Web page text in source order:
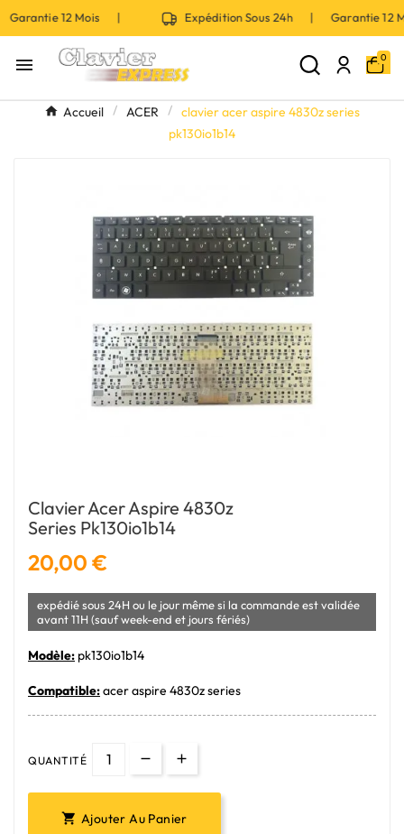
12 Mois | Expédition Sous 24h | Garantie
 0
Accueil ACER
clavier acer aspire 4830z series
pk130io1b14
Clavier Acer Aspire 4830z
Series Pk130io1b14
20,00 €
expédié sous 24H ou le jour même si la commande est validée
avant 11H (sauf week-end et jours fériés)
Modèle: pk130io1b14
Compatible:acer aspire 4830z series
QUANTITÉ
 Ajouter Au Panier